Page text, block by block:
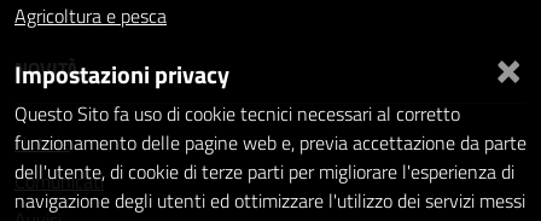
Agricoltura e pesca
NOVITÀ
Notizie
Comunicati
×
Impostazioni privacy
Questo Sito fa uso di cookie tecnici necessari al corretto
funzionamento delle pagine web e, previa accettazione da parte
dell'utente, di cookie di terze parti per migliorare l'esperienza di
navigazione degli utenti ed ottimizzare l'utilizzo dei servizi messi